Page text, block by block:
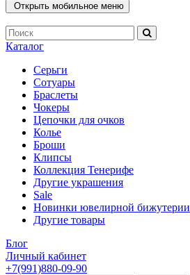
Открыть мобильное меню
Каталог
Серьги
Сотуары
Браслеты
Чокеры
Цепочки для очков
Колье
Броши
Клипсы
Коллекция Тенерифе
Другие украшения
Sale
Новинки ювелирной бижутерии
Другие товары
Блог
Личный кабинет
+7(991)880-09-90